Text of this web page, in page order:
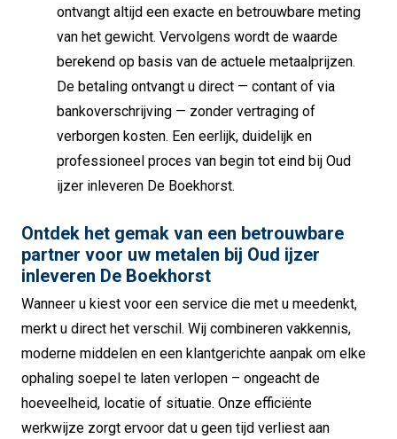
ontvangt altijd een exacte en betrouwbare meting
van het gewicht. Vervolgens wordt de waarde
berekend op basis van de actuele metaalprijzen.
De betaling ontvangt u direct — contant of via
bankoverschrijving — zonder vertraging of
verborgen kosten. Een eerlijk, duidelijk en
professioneel proces van begin tot eind bij Oud
ijzer inleveren De Boekhorst.
Ontdek het gemak van een betrouwbare
partner voor uw metalen bij Oud ijzer
inleveren De Boekhorst
Wanneer u kiest voor een service die met u meedenkt,
merkt u direct het verschil. Wij combineren vakkennis,
moderne middelen en een klantgerichte aanpak om elke
ophaling soepel te laten verlopen – ongeacht de
hoeveelheid, locatie of situatie. Onze efficiënte
werkwijze zorgt ervoor dat u geen tijd verliest aan